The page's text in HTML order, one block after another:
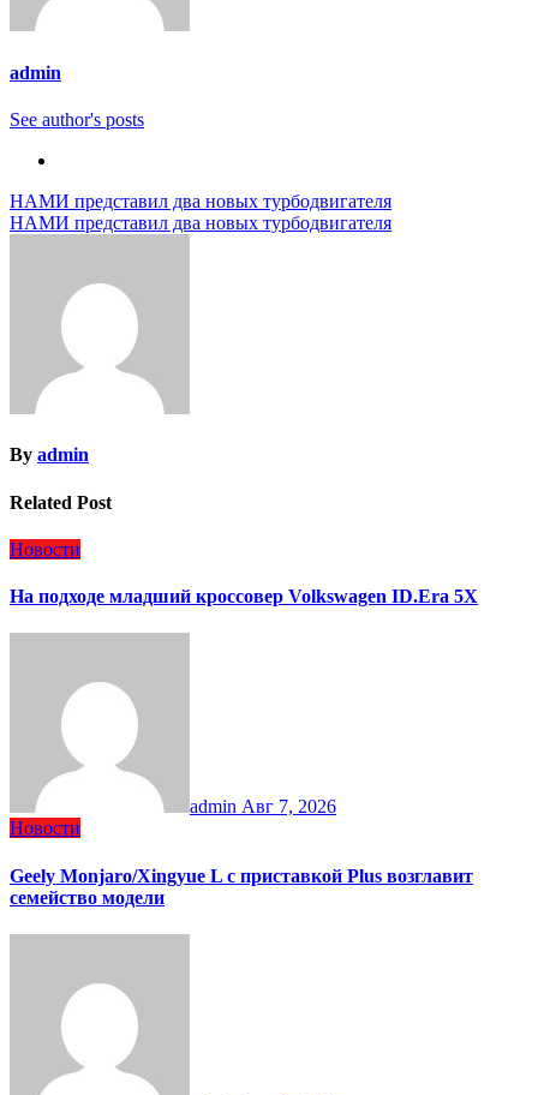
admin
See author's posts
Навигация
по
НАМИ представил два новых турбодвигателя
НАМИ представил два новых турбодвигателя
By admin
Related Post
Новости
На подходе младший кроссовер Volkswagen ID.Era 5X
admin Авг 7, 2026
Новости
Geely Monjaro/Xingyue L с приставкой Plus возглавит
семейство модели